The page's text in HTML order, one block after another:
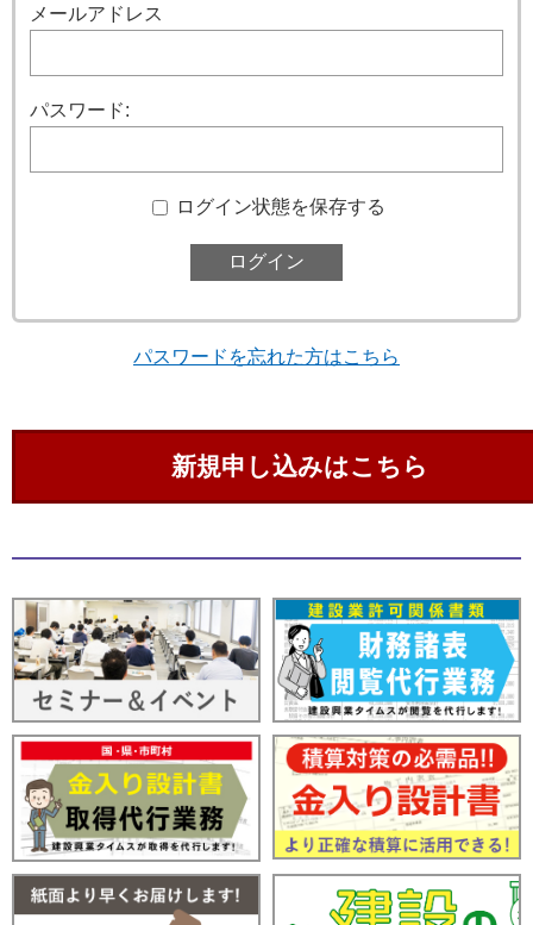
メールアドレス
パスワード:
ログイン状態を保存する
パスワードを忘れた方はこちら
新規申し込みはこちら